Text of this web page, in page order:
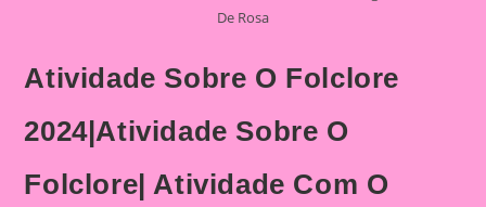
De Rosa
Atividade Sobre O Folclore
2024|Atividade Sobre O
Folclore| Atividade Com O